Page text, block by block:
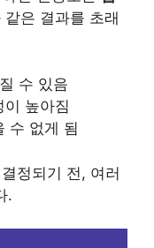
은 결과를 초래
수 있음
높아짐
수 없게 됨
정되기 전, 여러
.